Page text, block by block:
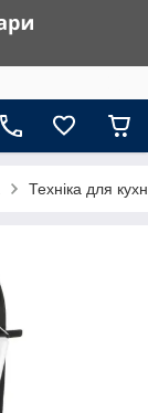
Техніка для